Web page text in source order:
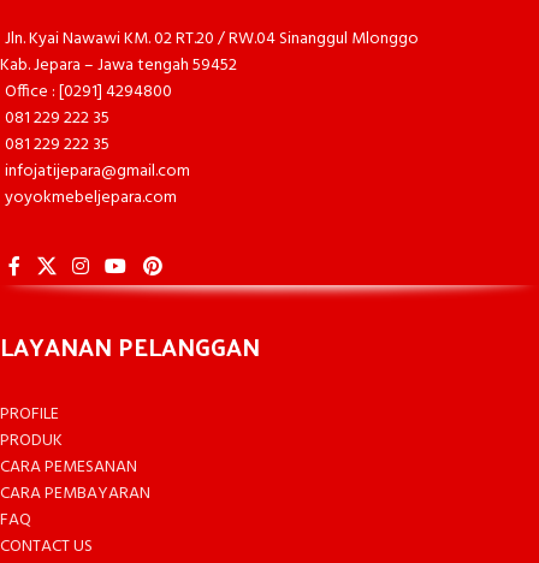
Jln. Kyai Nawawi KM. 02 RT.20 / RW.04 Sinanggul Mlonggo
Kab. Jepara – Jawa tengah 59452
Office : [0291] 4294800
081 229 222 35
081 229 222 35
infojatijepara@gmail.com
yoyokmebeljepara.com
LAYANAN PELANGGAN
PROFILE
PRODUK
CARA PEMESANAN
CARA PEMBAYARAN
FAQ
CONTACT US